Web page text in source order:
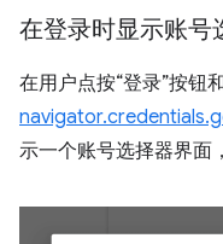
在登录时显示账号
在用户点按“登录”按钮
示一个账号选择器界面